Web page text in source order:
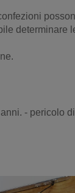
determinare
- pericolo